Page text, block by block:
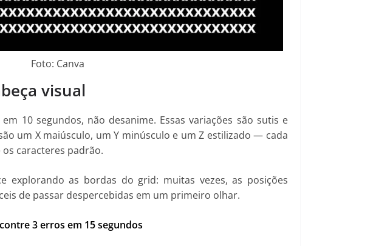
Foto: Canva
visual
10 segundos, não desanime. Essas variações são sutis e
um X maiúsculo, um Y minúsculo e um Z estilizado — cada
caracteres padrão.
explorando as bordas do grid: muitas vezes, as posições
de passar despercebidas em um primeiro olhar.
3 erros em 15 segundos